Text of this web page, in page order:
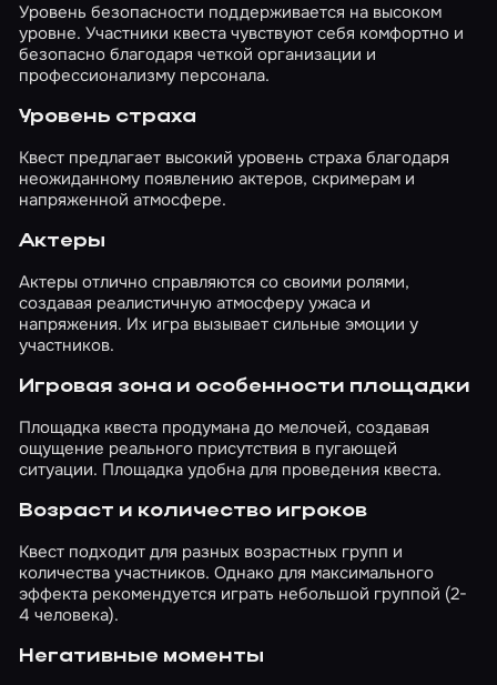
Уровень безопасности поддерживается на высоком
уровне. Участники квеста чувствуют себя комфортно и
безопасно благодаря четкой организации и
профессионализму персонала.
Уровень страха
Квест предлагает высокий уровень страха благодаря
неожиданному появлению актеров, скримерам и
напряженной атмосфере.
Актеры
Актеры отлично справляются со своими ролями,
создавая реалистичную атмосферу ужаса и
напряжения. Их игра вызывает сильные эмоции у
участников.
Игровая зона и особенности площадки
Площадка квеста продумана до мелочей, создавая
ощущение реального присутствия в пугающей
ситуации. Площадка удобна для проведения квеста.
Возраст и количество игроков
Квест подходит для разных возрастных групп и
количества участников. Однако для максимального
эффекта рекомендуется играть небольшой группой (2-
4 человека).
Негативные моменты